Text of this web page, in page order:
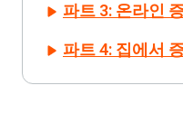
파트 3: 온라인
파트 4: 집에서